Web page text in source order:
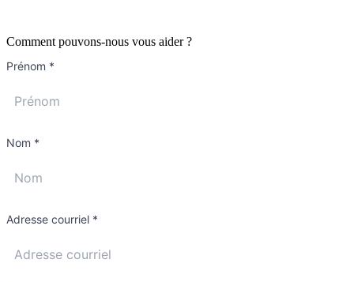
Comment pouvons-nous vous aider ?
Prénom *
Nom *
Adresse courriel *